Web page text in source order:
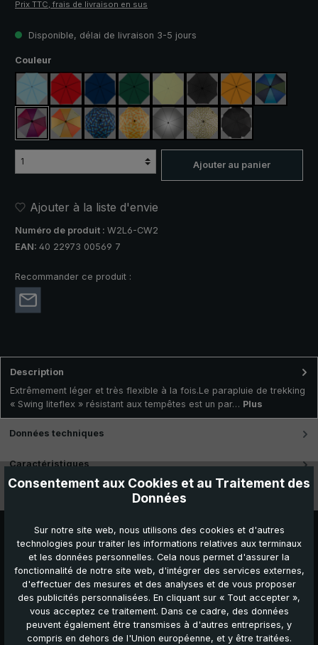
Prix TTC, frais de livraison en sus
Disponible, délai de livraison 3-5 jours
Sélectionnez
Couleur
bleu clairrouge bleu marinevert foncévert clair noir orange bleu / vert
violet / rouge / gris
orange / jaunebleu / vert à carreaux
jaune / orange à carreaux
argent, protection UV 50+
camouflagenoir, avec
Ajouter au panier
Ajouter à la liste d'envie
Numéro de produit : W2L6-CW2
EAN: 40 22973 00569 7
Recommander ce produit :
Description
Extrêmement léger et très flexible à la fois.Le parapluie de trekking
« Swing liteflex » résistant aux tempêtes est un par… Plus
Données techniques
Caractéristiques
Autres produits que vous pourriez aimer :
Consentement aux Cookies et au Traitement des
Données
Sur notre site web, nous utilisons des cookies et d'autres
technologies pour traiter les informations relatives aux terminaux
et les données personnelles. Cela nous permet d'assurer la
fonctionnalité de notre site web, d'intégrer des services externes,
d'effectuer des mesures et des analyses et de vous proposer
des publicités personnalisées. En cliquant sur « Tout accepter »,
vous acceptez ce traitement. Dans ce cadre, des données
peuvent également être transmises à d'autres entreprises, y
compris en dehors de l'Union européenne, et y être traitées.